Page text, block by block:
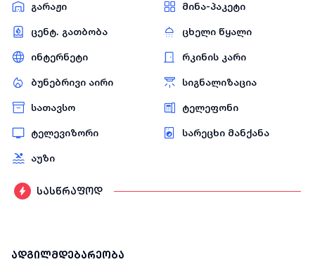
გარაჟი მინა-პაკეტი
ცენტ. გათბობა ცხელი წყალი
ინტერნეტი რკინის კარი
ბუნებრივი აირი სიგნალიზაცია
სათავსო ტელეფონი
ტელევიზორი სარეცხი მანქანა
აუზი
სასწრაფოდ
ადგილმდებარეობა